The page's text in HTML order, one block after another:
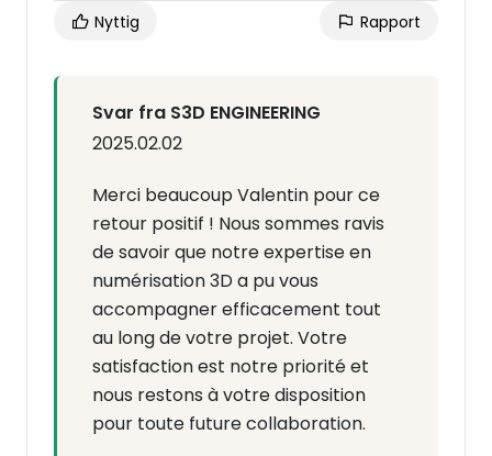
Nyttig Rapport
Svar fra S3D ENGINEERING
2025.02.02
Merci beaucoup Valentin pour ce
retour positif ! Nous sommes ravis
de savoir que notre expertise en
numérisation 3D a pu vous
accompagner efficacement tout
au long de votre projet. Votre
satisfaction est notre priorité et
nous restons à votre disposition
pour toute future collaboration.